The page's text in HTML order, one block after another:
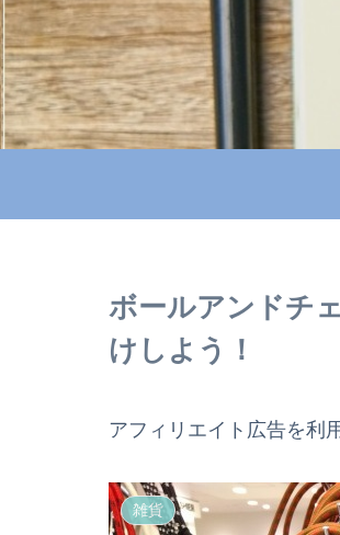
ボールアンドチ
けしよう！
アフィリエイト広告を利
雑貨